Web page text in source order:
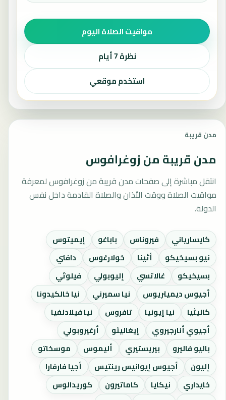
مواقيت الصلاة اليوم
نظرة 7 أيام
استخدم موقعي
مدن قريبة
مدن قريبة من زوغرافوس
انتقل مباشرة إلى صفحات مدن قريبة من زوغرافوس لمعرفة
مواقيت الصلاة ووقت الأذان والصلاة القادمة داخل نفس
الدولة.
كايسارياني فيروناس باباغو
إيميتوس
نيو بسيخيكو
أثينا خولارغوس
دافني
بسيخيكو
غالاتسي إليوبولي
فيلوثي
أجيوس ديميتريوس
نيا سميرني
نيا خالكيدونا
كاليثيا
نيا إيونيا تافروس
نيا فيلادلفيا
أجيوي أنارجيروي
إيغاليئو
أرغيروبولي
باليو فاليرو
بيريستيري أليموس
موسخاتو
إليون
أجيوس إيوانيس رينتيس
أجيا فارفارا
خايداري
نيكايا كاماتيرون
كوريدالوس